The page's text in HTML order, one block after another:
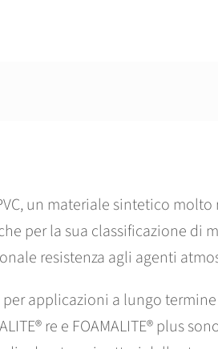
un materiale sintetico
per la sua classificazione di
resistenza agli agenti
applicazioni a lungo
re e FOAMALITE® plus